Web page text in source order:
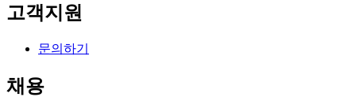
고객지원
문의하기
채용